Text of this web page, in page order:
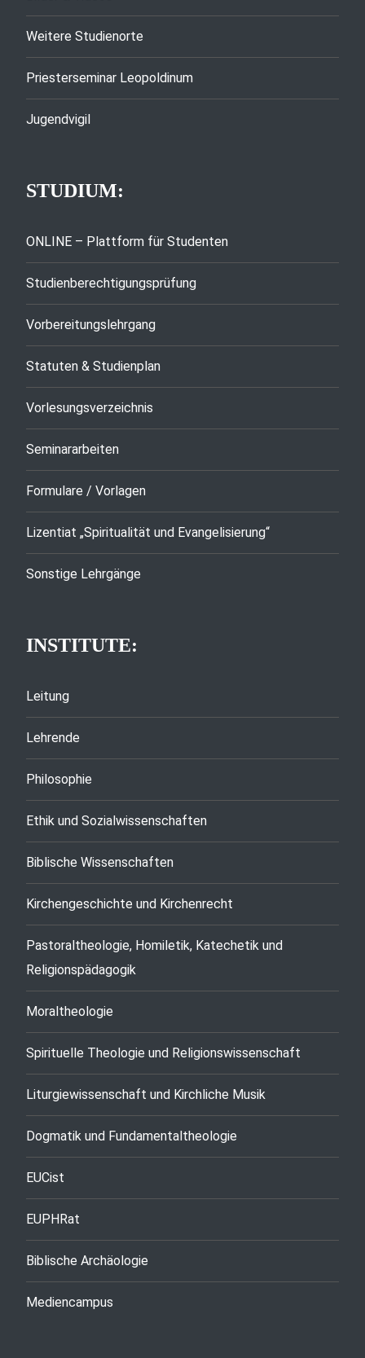
Weitere Studienorte
Priesterseminar Leopoldinum
Jugendvigil
STUDIUM:
ONLINE – Plattform für Studenten
Studienberechtigungsprüfung
Vorbereitungslehrgang
Statuten & Studienplan
Vorlesungsverzeichnis
Seminararbeiten
Formulare / Vorlagen
Lizentiat „Spiritualität und Evangelisierung“
Sonstige Lehrgänge
INSTITUTE:
Leitung
Lehrende
Philosophie
Ethik und Sozialwissenschaften
Biblische Wissenschaften
Kirchengeschichte und Kirchenrecht
Pastoraltheologie, Homiletik, Katechetik und
Religionspädagogik
Moraltheologie
Spirituelle Theologie und Religionswissenschaft
Liturgiewissenschaft und Kirchliche Musik
Dogmatik und Fundamentaltheologie
EUCist
EUPHRat
Biblische Archäologie
Mediencampus